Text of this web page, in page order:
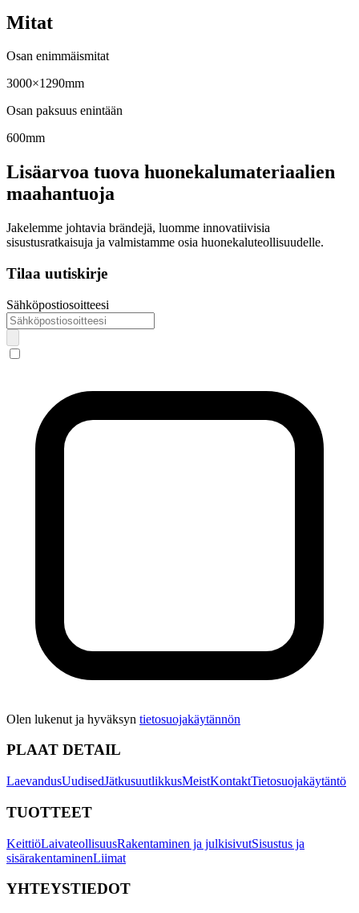
Mitat
Osan enimmäismitat
3000×1290mm
Osan paksuus enintään
600mm
Lisäarvoa tuova huonekalumateriaalien
maahantuoja
Jakelemme johtavia brändejä, luomme innovatiivisia
sisustusratkaisuja ja valmistamme osia huonekaluteollisuudelle.
Tilaa uutiskirje
Sähköpostiosoitteesi
Olen lukenut ja hyväksyn tietosuojakäytännön
PLAAT DETAIL
LaevandusUudisedJätkusuutlikkusMeistKontaktTietosuojakäytäntö
TUOTTEET
KeittiöLaivateollisuusRakentaminen ja julkisivutSisustus ja
sisärakentaminenLiimat
YHTEYSTIEDOT